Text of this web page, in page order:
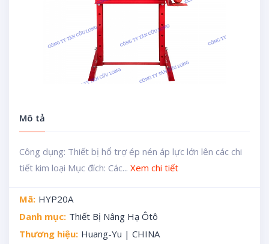
Mô tả
Công dụng: Thiết bị hổ trợ ép nén áp lực lớn lên các chi
tiết kim loại Mục đích: Các... Xem chi tiết
Mã: HYP20A
Danh mục: Thiết Bị Nâng Hạ Ôtô
Thương hiệu: Huang-Yu | CHINA